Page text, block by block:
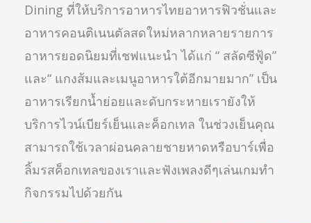
Dining ที่ให้บริการอาหารไทยอาหารฟิวชั่นและ
อาหารคอนติเนนตัลสดใหม่หลากหลายรายการ
อาหารยอดนิยมที่เชฟแนะนำ ได้แก่ “ สลัดซีฟู้ด”
และ“ แกงส้มและเมนูอาหารใต้อีกมายมาก” เป็น
อาหารเรียกน้ำย่อยและดับกระหายเรายังให้
บริการไวน์เบียร์เย็นและค็อกเทล ในช่วงเย็นคุณ
สามารถใช้เวลาผ่อนคลายชายหาดหรือบาร์เพื่อ
ลิ้มรสค็อกเทลของเราและฟังเพลงดีๆเล่นเกมทำ
กิจกรรมไปด้วยกัน